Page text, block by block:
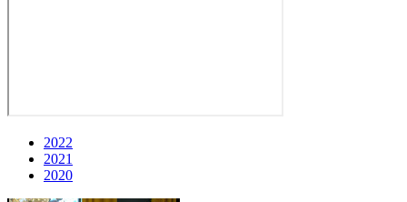
2022
2021
2020